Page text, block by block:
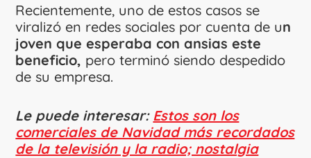
Recientemente, uno de estos casos se
viralizó en redes sociales por cuenta de un
joven que esperaba con ansias este
beneficio, pero terminó siendo despedido
de su empresa.
Le puede interesar: Estos son los
comerciales de Navidad más recordados
de la televisión y la radio; nostalgia